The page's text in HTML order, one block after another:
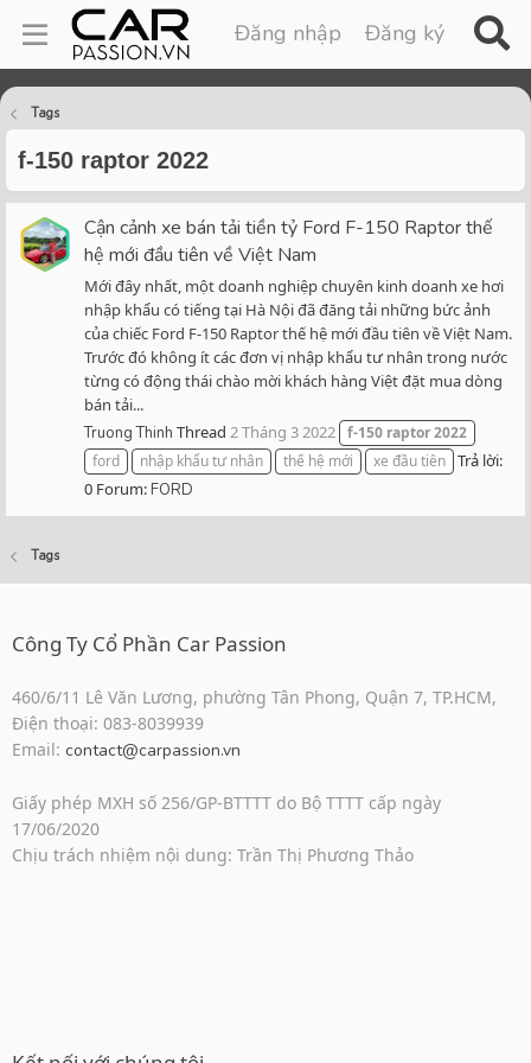
Đăng nhập Đăng ký
Tags
f-150 raptor 2022
Cận cảnh xe bán tải tiền tỷ Ford F-150 Raptor thế
hệ mới đầu tiên về Việt Nam
Mới đây nhất, một doanh nghiệp chuyên kinh doanh xe hơi
nhập khẩu có tiếng tại Hà Nội đã đăng tải những bức ảnh
của chiếc Ford F-150 Raptor thế hệ mới đầu tiên về Việt Nam.
Trước đó không ít các đơn vị nhập khẩu tư nhân trong nước
từng có động thái chào mời khách hàng Việt đặt mua dòng
bán tải...
Truong Thinh Thread 2 Tháng 3 2022 f-150 raptor2022
ford
nhập khẩu tư nhân thế hệ mới xe đầu tiên Trả lời:
0 Forum:FORD
Tags
Công Ty Cổ Phần Car Passion
460/6/11 Lê Văn Lương, phường Tân Phong, Quận 7, TP.HCM,
Điện thoại: 083-8039939
Email: contact@carpassion.vn
Giấy phép MXH số 256/GP-BTTTT do Bộ TTTT cấp ngày
17/06/2020
Chịu trách nhiệm nội dung: Trần Thị Phương Thảo